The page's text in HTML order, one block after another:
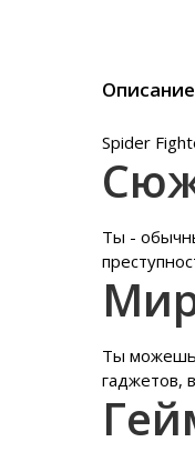
Spider
Ты -
Ты можешь
гаджетов,